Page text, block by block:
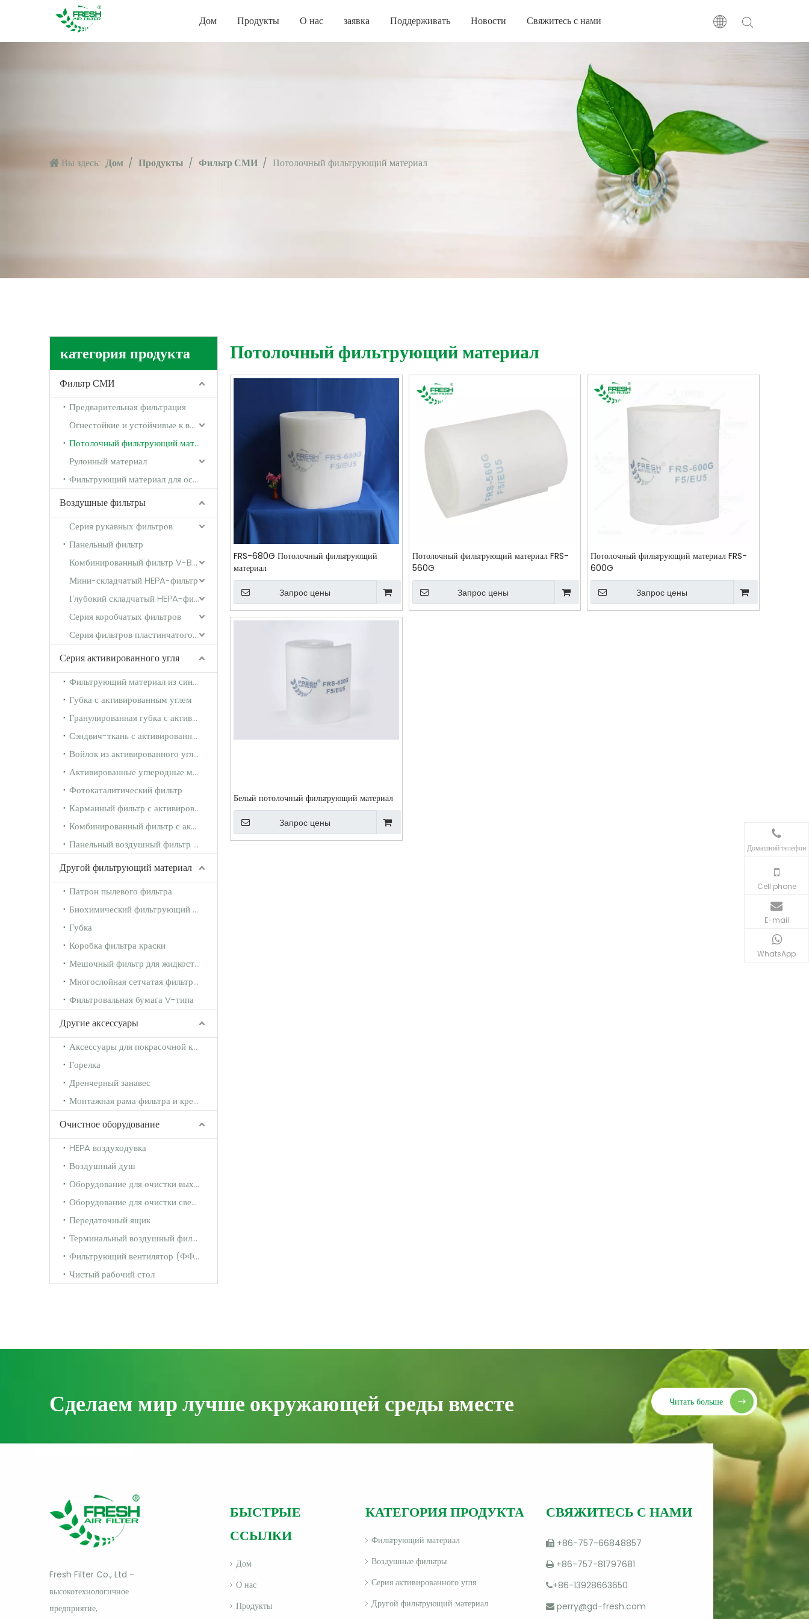
Дом Продукты О нас заявка Поддерживать Новости Свяжитесь с нами
Вы здесь: Дом / Продукты / Фильтр СМИ / Потолочный фильтрующий материал
категория продукта
Фильтр СМИ
Предварительная фильтрация
Огнестойкие и устойчивые к высоким температурам среды
Потолочный фильтрующий материал
Рулонный материал
Фильтрующий материал для остановки краски
Воздушные фильтры
Серия рукавных фильтров
Панельный фильтр
Комбинированный фильтр V-Bank
Мини-складчатый HEPA-фильтр
Глубокий складчатый HEPA-фильтр
Серия коробчатых фильтров
Серия фильтров пластинчатого типа
Серия активированного угля
Фильтрующий материал из синтетического волокна с активированным углем
Губка с активированным углем
Гранулированная губка с активированным углем
Сэндвич-ткань с активированным углем
Войлок из активированного углеродного волокна
Активированные углеродные материалы
Фотокаталитический фильтр
Карманный фильтр с активированным углем
Комбинированный фильтр с активированным углем
Панельный воздушный фильтр с активированным углем
Другой фильтрующий материал
Патрон пылевого фильтра
Биохимический фильтрующий мат
Губка
Коробка фильтра краски
Мешочный фильтр для жидкости (мешок для обезжиривания)
Многослойная сетчатая фильтровальная бумага для тумана
Фильтровальная бумага V-типа
Другие аксессуары
Аксессуары для покрасочной комнаты
Горелка
Дренчерный занавес
Монтажная рама фильтра и крепежная рама
Очистное оборудование
HEPA воздуходувка
Воздушный душ
Оборудование для очистки выхлопных газов
Оборудование для очистки свежего воздуха
Передаточный ящик
Терминальный воздушный фильтр
Фильтрующий вентилятор (ФФУ)
Чистый рабочий стол
Потолочный фильтрующий материал
FRS-680G Потолочный фильтрующий
материал
Запрос цены
Потолочный фильтрующий материал FRS-
560G
Запрос цены
Потолочный фильтрующий материал FRS-
600G
Запрос цены
Белый потолочный фильтрующий материал
Запрос цены
Сделаем мир лучше окружающей среды вместе Читать больше
Домашний телефон
Cell phone
E-mail
WhatsApp
Fresh Filter Co., Ltd -
высокотехнологичное
предприятие,
БЫСТРЫЕ
ССЫЛКИ
Дом
О нас
Продукты
КАТЕГОРИЯ ПРОДУКТА
Фильтрующий материал
Воздушные фильтры
Серия активированного угля
Другой фильтрующий материал
СВЯЖИТЕСЬ С НАМИ
+86-757-66848857
+86-757-81797681
+86-13928663650
 perry@gd-fresh.com